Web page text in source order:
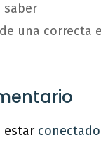
saber
una correcta
estar conectado